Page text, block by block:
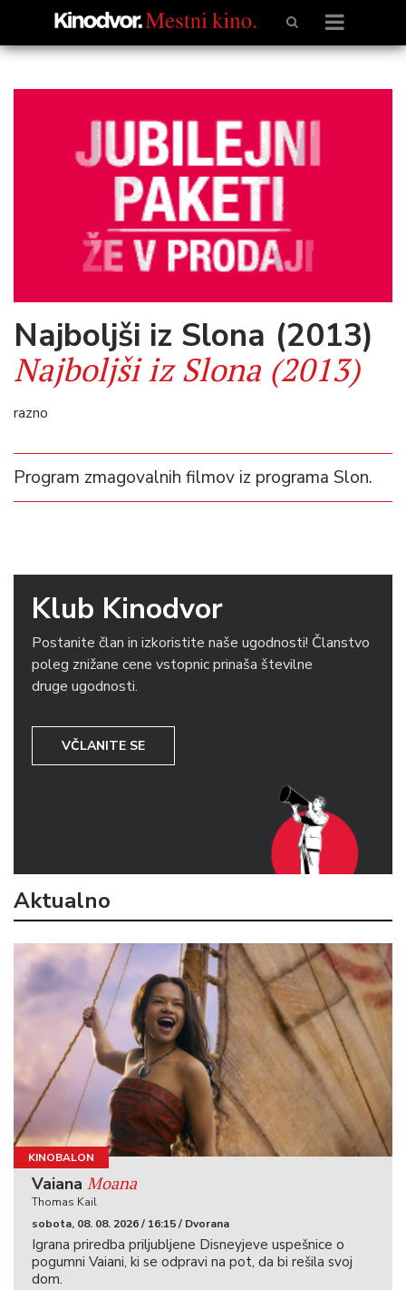
Najboljši iz Slona (2013)
Najboljši iz Slona (2013)
razno
Program zmagovalnih filmov iz programa Slon.
Klub Kinodvor
Postanite član in izkoristite naše ugodnosti! Članstvo
poleg znižane cene vstopnic prinaša številne
druge ugodnosti.
VČLANITE SE
Aktualno
KINOBALON
Vaiana Moana
Thomas Kail
sobota, 08. 08. 2026 / 16:15 / Dvorana
Igrana priredba priljubljene Disneyjeve uspešnice o
pogumni Vaiani, ki se odpravi na pot, da bi rešila svoj
dom.